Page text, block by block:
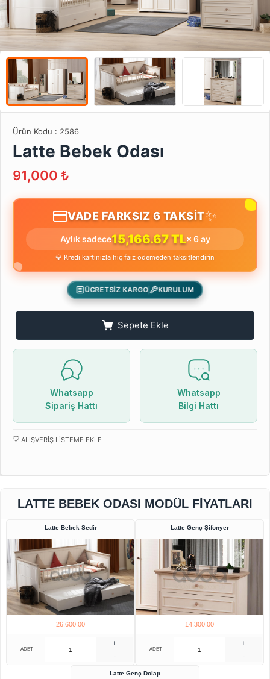
Ürün Kodu : 2586
Latte Bebek Odası
91,000 ₺
VADE FARKSIZ 6 TAKSİT✨
Aylık sadece15,166.67 TL× 6 ay
💎 Kredi kartınızla hiç faiz ödemeden taksitlendirin
ÜCRETSİZ KARGO KURULUM
Sepete Ekle
Whatsapp
Sipariş Hattı
Whatsapp
Bilgi Hattı
ALIŞVERIŞ LISTEME EKLE
LATTE BEBEK ODASI MODÜL FIYATLARI
Latte Bebek Sedir
26,600.00
ADET
+
-
Latte Genç Şifonyer
14,300.00
ADET
+
-
Latte Genç Dolap